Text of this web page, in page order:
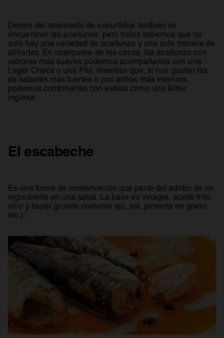
Dentro del aparatado de encurtidos también se
encuentran las aceitunas, pero todos sabemos que no
solo hay una variedad de aceitunas y una sola manera de
aliñarlas. En cualquiera de los casos, las aceitunas con
sabores más suaves podemos acompañarlas con una
Lager Checa o una Pils, mientras que, si nos gustan las
de sabores más fuertes o con aliños más intensos,
podemos combinarlas con estilos como una Bitter
inglesa.
El escabeche
Es una forma de conservación que parte del adobo de un
ingrediente en una salsa. La base es vinagre, aceite frito,
vino y laurel (puede contener ajo, sal, pimenta en grano
etc.).